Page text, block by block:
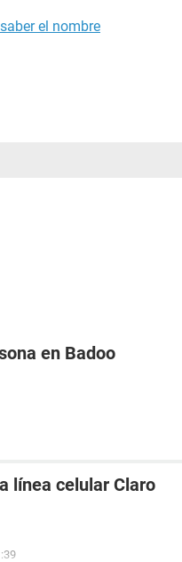
el nombre
en Badoo
línea celular Claro